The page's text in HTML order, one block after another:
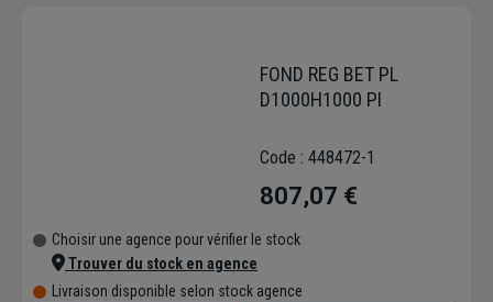
FOND REG BET PL
D1000H1000 PI
Code : 448472-1
807,07 €
Choisir une agence pour vérifier le stock
Trouver du stock en agence
Livraison disponible selon stock agence